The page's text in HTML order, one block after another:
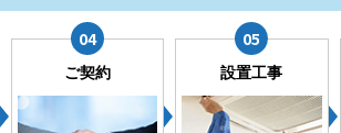
ご契約 設置工事